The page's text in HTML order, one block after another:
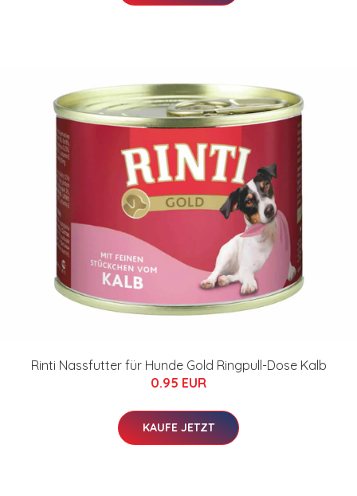
Rinti Nassfutter für Hunde Gold Ringpull-Dose Kalb
0.95 EUR
KAUFE JETZT